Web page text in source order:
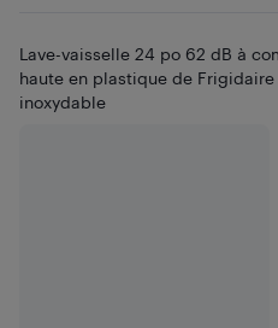
Lave-vaisselle 24 po 62 dB à
haute en plastique de Frigidaire
inoxydable